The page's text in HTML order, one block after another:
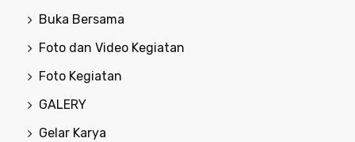
Buka Bersama
Foto dan Video Kegiatan
Foto Kegiatan
GALERY
Gelar Karya